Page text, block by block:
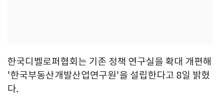
한국디벨로퍼협회는 기존 정책 연구실을 확대 개편해
'한국부동산개발산업연구원'을 설립한다고 8일 밝혔
다.